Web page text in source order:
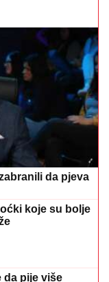
da pjeva
koje su bolje
da pije više